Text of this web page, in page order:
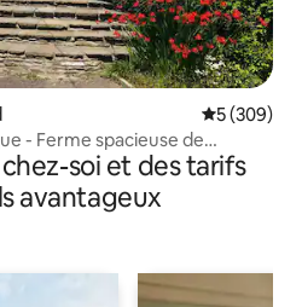
Évaluation
5 (309)
- Ferme spacieuse de
soi et des tarifs
avantageux